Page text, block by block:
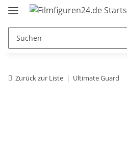
Zurück zur Liste Ultimate Guard